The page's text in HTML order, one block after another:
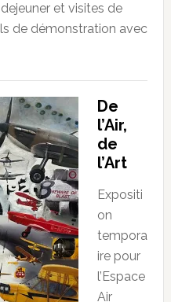
et visites de
de démonstration avec
De
l’Air,
de
l’Art
Expositi
on
tempora
ire pour
l’Espace
Air